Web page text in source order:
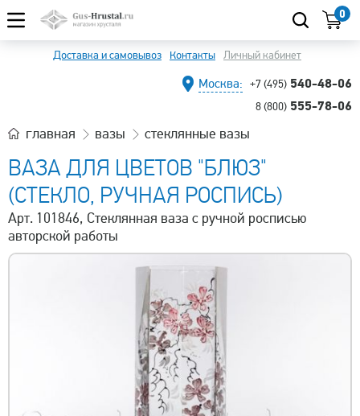
0
Доставка и самовывоз Контакты Личный кабинет
Москва: +7 (495) 540-48-06
8 (800) 555-78-06
главная вазы стеклянные вазы
ВАЗА ДЛЯ ЦВЕТОВ "БЛЮЗ"
(СТЕКЛО, РУЧНАЯ РОСПИСЬ)
Арт. 101846, Стеклянная ваза с ручной росписью
авторской работы